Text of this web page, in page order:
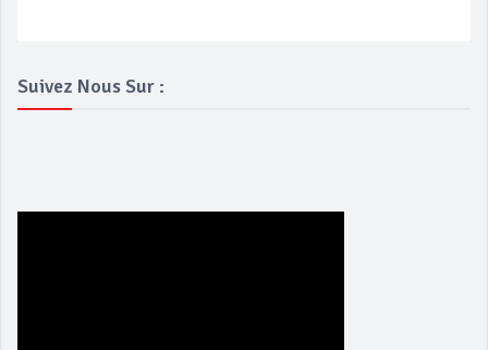
Suivez Nous Sur :